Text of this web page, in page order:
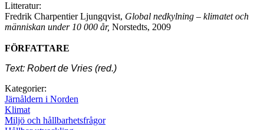
Litteratur:
Fredrik Charpentier Ljungqvist, Global nedkylning – klimatet och
människan under 10 000 år, Norstedts, 2009
FÖRFATTARE
Text: Robert de Vries (red.)
Kategorier:
Järnåldern i Norden
Klimat
Miljö och hållbarhetsfrågor